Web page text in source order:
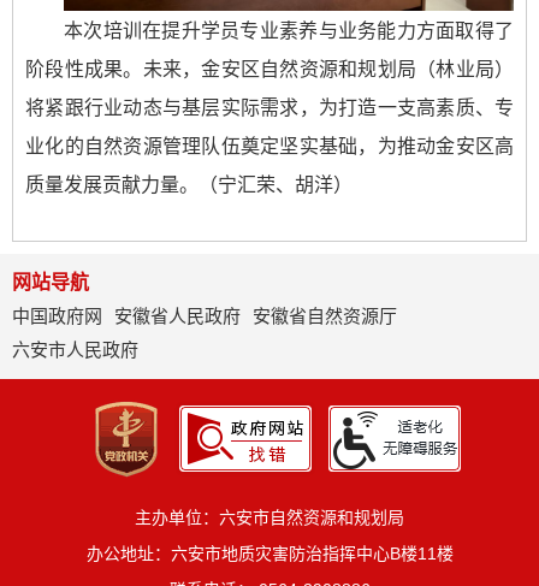
本次培训在提升学员专业素养与业务能力方面取得了
阶段性成果。未来，金安区自然资源和规划局（林业局）
将紧跟行业动态与基层实际需求，为打造一支高素质、专
业化的自然资源管理队伍奠定坚实基础，为推动金安区高
质量发展贡献力量。（宁汇荣、胡洋）
网站导航
中国政府网
安徽省人民政府
安徽省自然资源厅
六安市人民政府
主办单位：六安市自然资源和规划局
办公地址：六安市地质灾害防治指挥中心B楼11楼